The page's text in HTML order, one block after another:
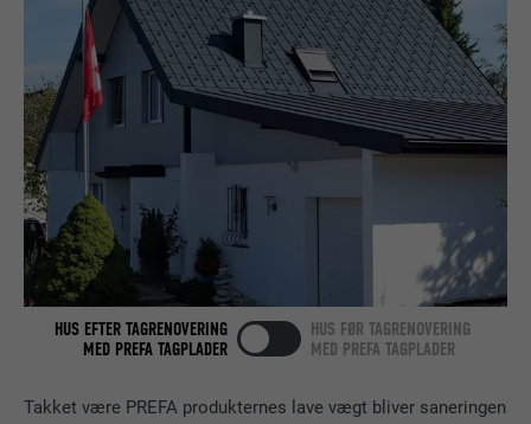
Takket være PREFA produkternes lave vægt bliver saneringen
HUS EFTER TAGRENOVERING
MED PREFA TAGPLADER
HUS FØR TAGRENOVERING
MED PREFA TAGPLADER
FORMÅL
browseren tillader indstillinger af cookies.
Indeholder ingen identifikatorer.
FORLØB Session
FORMÅL
Indstilles af LinkedIn, når et websted
indeholder et indlejret "Følg os"-vindue.
NAVN
UDBYDER LinkedIn
FORLØB 2 år
Bruges af den sociale netværkstjeneste
tjenester.